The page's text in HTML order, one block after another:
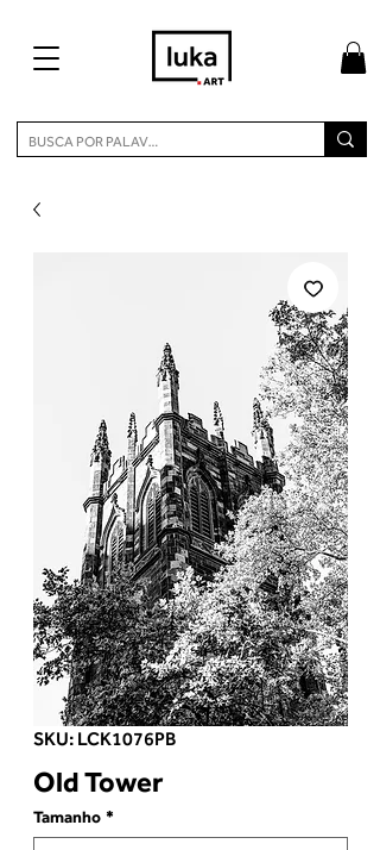
SKU: LCK1076PB
Old Tower
Tamanho *